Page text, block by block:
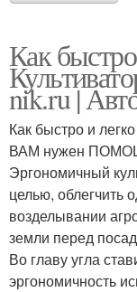
Как
nik.ru |
Как быстро и
ВАМ нужен
Эргономичный
целью, облегчить
возделывании
земли перед
Во главу угла
эргономичность